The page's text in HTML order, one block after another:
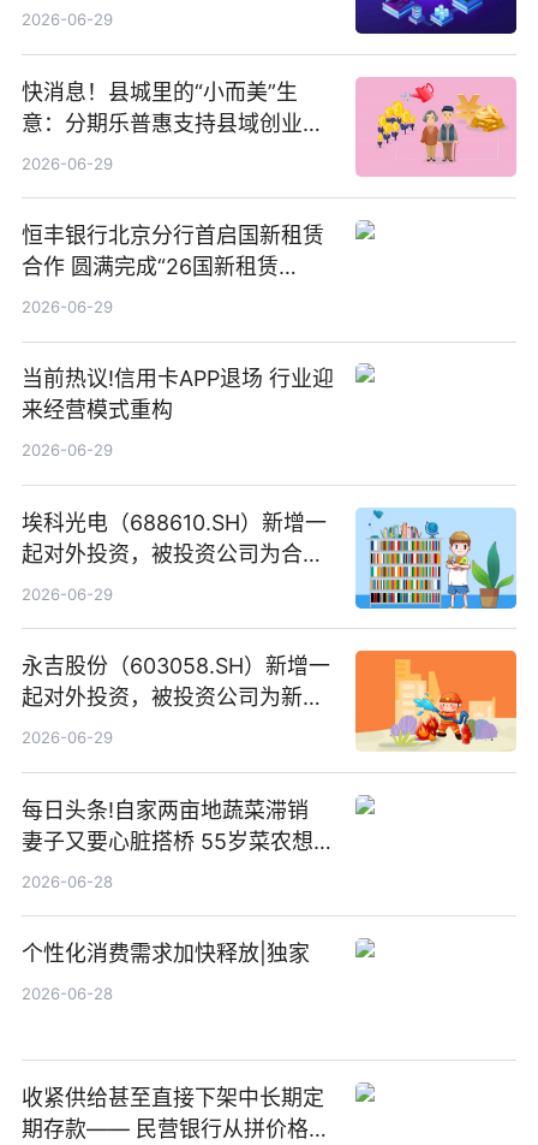
2026-06-29
快消息！县城里的“小而美”生
意：分期乐普惠支持县域创业者
扎根生长
2026-06-29
恒丰银行北京分行首启国新租赁
合作 圆满完成“26国新租赁
SCP003”发行_焦点精选
2026-06-29
当前热议!信用卡APP退场 行业迎
来经营模式重构
2026-06-29
埃科光电（688610.SH）新增一
起对外投资，被投资公司为合肥
元随信息技术有限公司
2026-06-29
永吉股份（603058.SH）新增一
起对外投资，被投资公司为新绘
纪（重庆）科技有限公司
2026-06-29
每日头条!自家两亩地蔬菜滞销
妻子又要心脏搭桥 55岁菜农想
多卖点菜筹治病钱
2026-06-28
个性化消费需求加快释放|独家
2026-06-28
收紧供给甚至直接下架中长期定
期存款—— 民营银行从拼价格转